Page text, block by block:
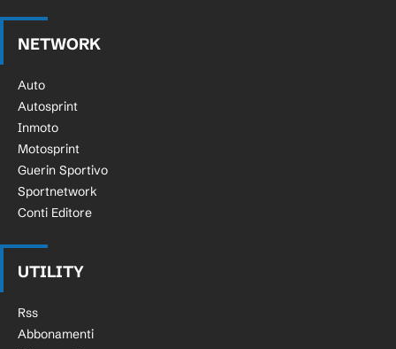
NETWORK
Auto
Autosprint
Inmoto
Motosprint
Guerin Sportivo
Sportnetwork
Conti Editore
UTILITY
Rss
Abbonamenti